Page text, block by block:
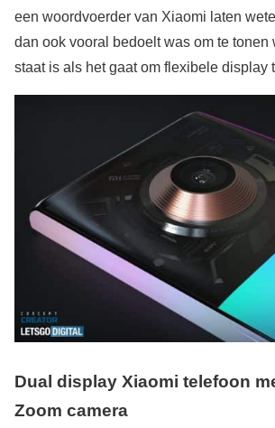
een woordvoerder van Xiaomi laten
dan ook vooral bedoelt was om te tonen
staat is als het gaat om flexibele display
Dual display Xiaomi telefoon
Zoom camera